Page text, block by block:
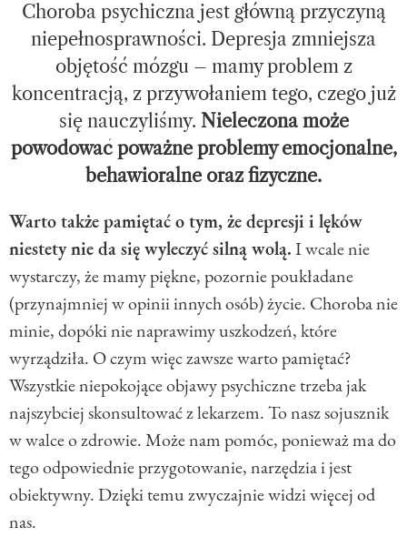
Choroba psychiczna jest główną przyczyną
niepełnosprawności. Depresja zmniejsza
objętość mózgu – mamy problem z
koncentracją, z przywołaniem tego, czego już
się nauczyliśmy. Nieleczona może
powodować poważne problemy emocjonalne,
behawioralne oraz fizyczne.
Warto także pamiętać o tym, że depresji i lęków
niestety nie da się wyleczyć silną wolą.I wcale nie
wystarczy, że mamy piękne, pozornie poukładane
(przynajmniej w opinii innych osób) życie. Choroba nie
minie, dopóki nie naprawimy uszkodzeń, które
wyrządziła. O czym więc zawsze warto pamiętać?
Wszystkie niepokojące objawy psychiczne trzeba jak
najszybciej skonsultować z lekarzem. To nasz sojusznik
w walce o zdrowie. Może nam pomóc, ponieważ ma do
tego odpowiednie przygotowanie, narzędzia i jest
obiektywny. Dzięki temu zwyczajnie widzi więcej od
nas.